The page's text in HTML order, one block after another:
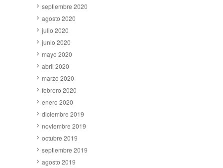
septiembre 2020
agosto 2020
julio 2020
junio 2020
mayo 2020
abril 2020
marzo 2020
febrero 2020
enero 2020
diciembre 2019
noviembre 2019
octubre 2019
septiembre 2019
agosto 2019